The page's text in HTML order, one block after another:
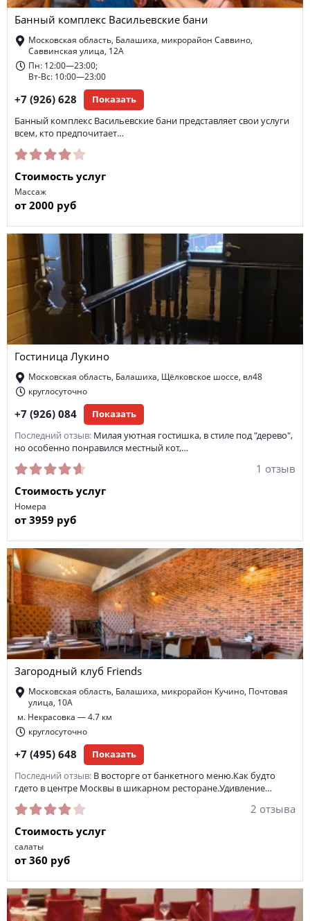
Банный комплекс Васильевские бани
Московская область, Балашиха, микрорайон Саввино,
Саввинская улица, 12А
Пн: 12:00—23:00;
Вт-Вс: 10:00—23:00
+7 (926) 628 Показать
Банный комплекс Васильевские бани представляет свои услуги
всем, кто предпочитает…
Стоимость услуг
Массаж
от 2000 руб
Гостиница Лукино
Московская область, Балашиха, Щёлковское шоссе, вл48
круглосуточно
+7 (926) 084 Показать
Последний отзыв: Милая уютная гостишка, в стиле под "дерево",
но особенно понравился местный кот,…
1 отзыв
Стоимость услуг
Номера
от 3959 руб
Загородный клуб Friends
Московская область, Балашиха, микрорайон Кучино, Почтовая
улица, 10А
м. Некрасовка — 4.7 км
круглосуточно
+7 (495) 648 Показать
Последний отзыв: В восторге от банкетного меню.Как будто
гдето в центре Москвы в шикарном ресторане.Удивление…
2 отзыва
Стоимость услуг
салаты
от 360 руб